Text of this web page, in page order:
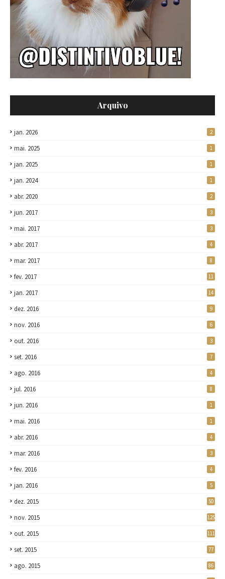
Arquivo
jan. 2026 2
mai. 2025 1
jan. 2025 1
jan. 2024 1
abr. 2020 2
jun. 2017 3
mai. 2017 3
abr. 2017 4
mar. 2017 8
fev. 2017 11
jan. 2017 14
dez. 2016 9
nov. 2016 6
out. 2016 3
set. 2016 7
ago. 2016 4
jul. 2016 8
jun. 2016 1
mai. 2016 1
abr. 2016 4
mar. 2016 3
fev. 2016 4
jan. 2016 5
dez. 2015 50
nov. 2015 125
out. 2015 111
set. 2015 77
ago. 2015 86